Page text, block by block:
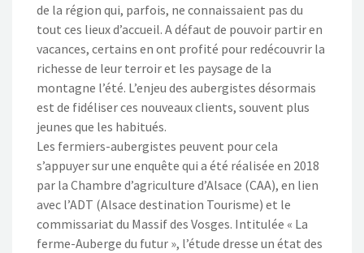
de la région qui, parfois, ne connaissaient pas du
tout ces lieux d’accueil. A défaut de pouvoir partir en
vacances, certains en ont profité pour redécouvrir la
richesse de leur terroir et les paysage de la
montagne l’été. L’enjeu des aubergistes désormais
est de fidéliser ces nouveaux clients, souvent plus
jeunes que les habitués.
Les fermiers-aubergistes peuvent pour cela
s’appuyer sur une enquête qui a été réalisée en 2018
par la Chambre d’agriculture d’Alsace (CAA), en lien
avec l’ADT (Alsace destination Tourisme) et le
commissariat du Massif des Vosges. Intitulée « La
ferme-Auberge du futur », l’étude dresse un état des